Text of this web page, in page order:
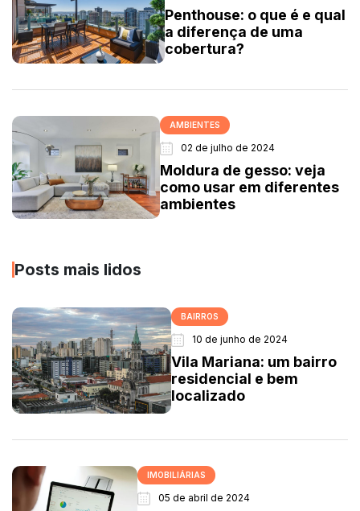
Penthouse: o que é e qual
a diferença de uma
cobertura?
AMBIENTES
02 de julho de 2024
Moldura de gesso: veja
como usar em diferentes
ambientes
Posts mais lidos
BAIRROS
10 de junho de 2024
Vila Mariana: um bairro
residencial e bem
localizado
IMOBILIÁRIAS
05 de abril de 2024